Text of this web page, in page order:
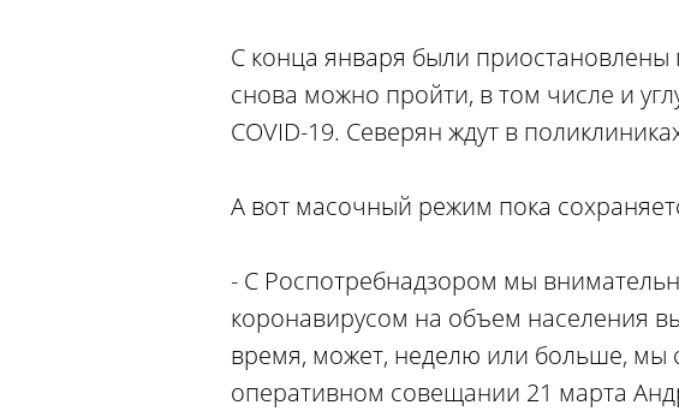
С конца января были
снова можно пройти, в том числе и
COVID-19. Северян ждут в
А вот масочный режим пока
- С Роспотребнадзором мы
коронавирусом на объем населения
время, может, неделю или больше, мы
оперативном совещании 21 марта